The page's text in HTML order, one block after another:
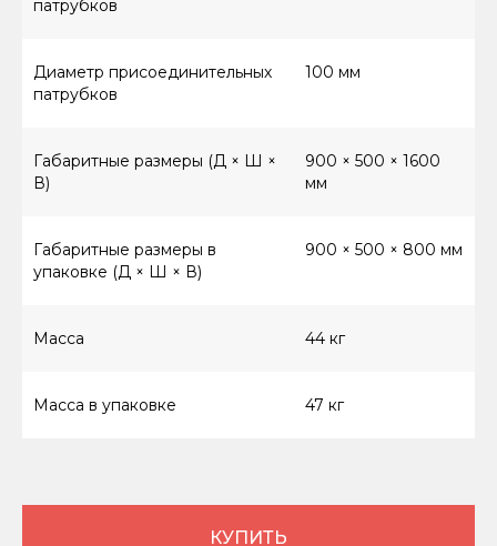
патрубков
Диаметр присоединительных
патрубков
100 мм
Габаритные размеры (Д × Ш ×
В)
900 × 500 × 1600
мм
Габаритные размеры в
упаковке (Д × Ш × В)
900 × 500 × 800 мм
Масса 44 кг
Масса в упаковке 47 кг
КУПИТЬ